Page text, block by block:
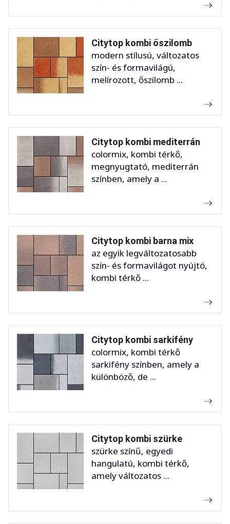
Citytop kombi őszilomb
modern stílusú, változatos
szín- és formavilágú,
melírozott, őszilomb ...
Citytop kombi mediterrán
colormix, kombi térkő,
megnyugtató, mediterrán
színben, amely a ...
Citytop kombi barna mix
az egyik legváltozatosabb
szín- és formavilágot nyújtó,
kombi térkő ...
Citytop kombi sarkifény
colormix, kombi térkő
sarkifény színben, amely a
különböző, de ...
Citytop kombi szürke
szürke színű, egyedi
hangulatú, kombi térkő,
amely változatos ...